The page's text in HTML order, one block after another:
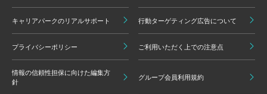
キャリアパークのリアルサポート 行動ターゲティング広告について
プライバシーポリシー ご利用いただく上での注意点
情報の信頼性担保に向けた編集方
針
グループ会員利用規約